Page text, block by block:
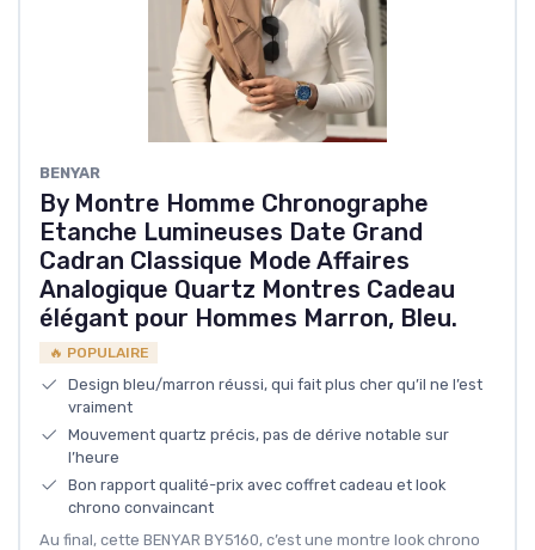
BENYAR
By Montre Homme Chronographe
Etanche Lumineuses Date Grand
Cadran Classique Mode Affaires
Analogique Quartz Montres Cadeau
élégant pour Hommes Marron, Bleu.
🔥 POPULAIRE
Design bleu/marron réussi, qui fait plus cher qu’il ne l’est
vraiment
Mouvement quartz précis, pas de dérive notable sur
l’heure
Bon rapport qualité-prix avec coffret cadeau et look
chrono convaincant
Au final, cette BENYAR BY5160, c’est une montre look chrono